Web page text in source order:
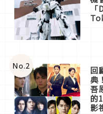
體
No.2 回
典
吾
的
影